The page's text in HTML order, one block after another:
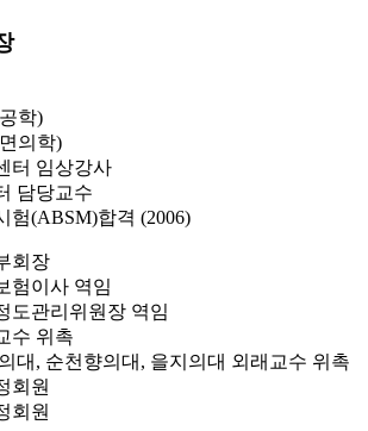
학)
의학)
터 임상강사
담당교수
험(ABSM)합격 (2006)
회장
험이사 역임
도관리위원장 역임
수 위촉
대, 순천향의대, 을지의대 외래교수 위촉
회원
회원